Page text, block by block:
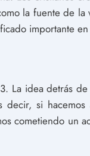
la fuente de
importante en
La idea detrás
si
cometiendo un